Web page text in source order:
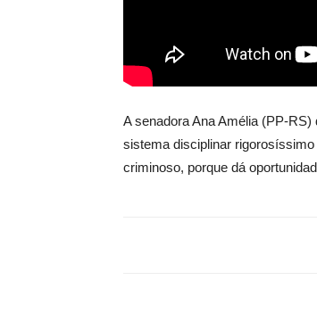
A senadora Ana Amélia (PP-
sistema disciplinar
criminoso, porque dá